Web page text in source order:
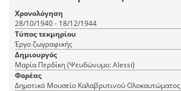
Χρονολόγηση
28/10/1940 - 18/12/1944
Τύπος τεκμηρίου
Έργο ζωγραφικής
Δημιουργός
Μαρία Περδίκη (Ψευδώνυμο: Alessi)
Φορέας
Δημοτικό Μουσείο Καλαβρυτινού Ολοκαυτώματος